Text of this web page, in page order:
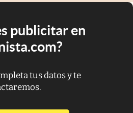
publicitar en
tus datos y te